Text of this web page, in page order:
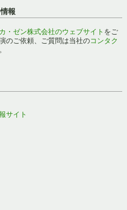
報
・ゼン株式会社のウェブサイト をご
のご依頼、ご質問は当社のコンタク
サイト